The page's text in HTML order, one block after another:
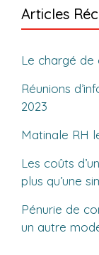
Articles
Le chargé de
Réunions
2023
Matinale RH
Les coûts
plus qu’une
Pénurie de
un autre